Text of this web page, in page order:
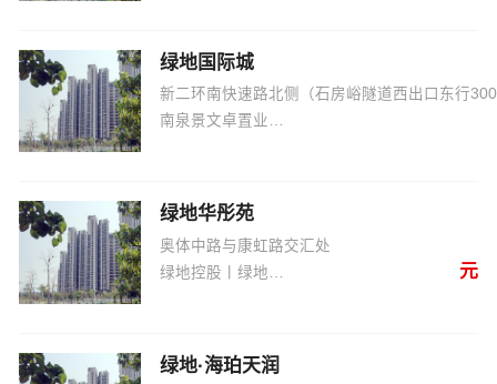
绿地国际城
新二环南快速路北侧（石房峪隧道西出口东行
南泉景文卓置业有限公司
绿地华彤苑
奥体中路与康虹路交汇处
元
绿地·海珀天润